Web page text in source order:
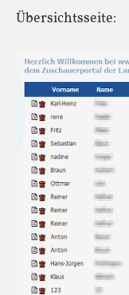
Übersichtsseite: